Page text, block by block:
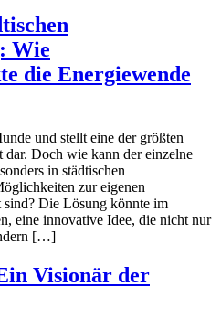
Wie
die Energiewende
und stellt eine der größten
dar. Doch wie kann der einzelne
in städtischen
zur eigenen
Die Lösung könnte im
eine innovative Idee, die nicht nur
[…]
Visionär der